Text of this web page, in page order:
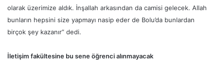
olarak üzerimize aldık. İnşallah arkasından da camisi gelecek. Allah
bunların hepsini size yapmayı nasip eder de Bolu’da bunlardan
birçok şey kazanır” dedi.
İletişim fakültesine bu sene öğrenci alınmayacak